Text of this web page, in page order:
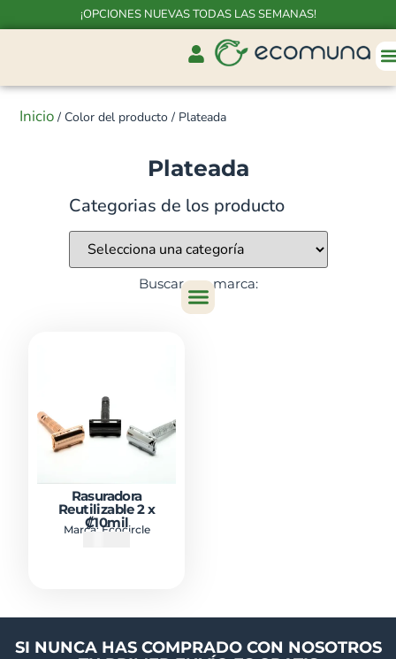
¡OPCIONES NUEVAS TODAS LAS SEMANAS!
Inicio / Color del producto / Plateada
Plateada
Categorias de los producto
Buscar por marca:
Rasuradora
Reutilizable 2 x
₡10mil
Marca:Ecocircle
SI NUNCA HAS COMPRADO CON NOSOTROS